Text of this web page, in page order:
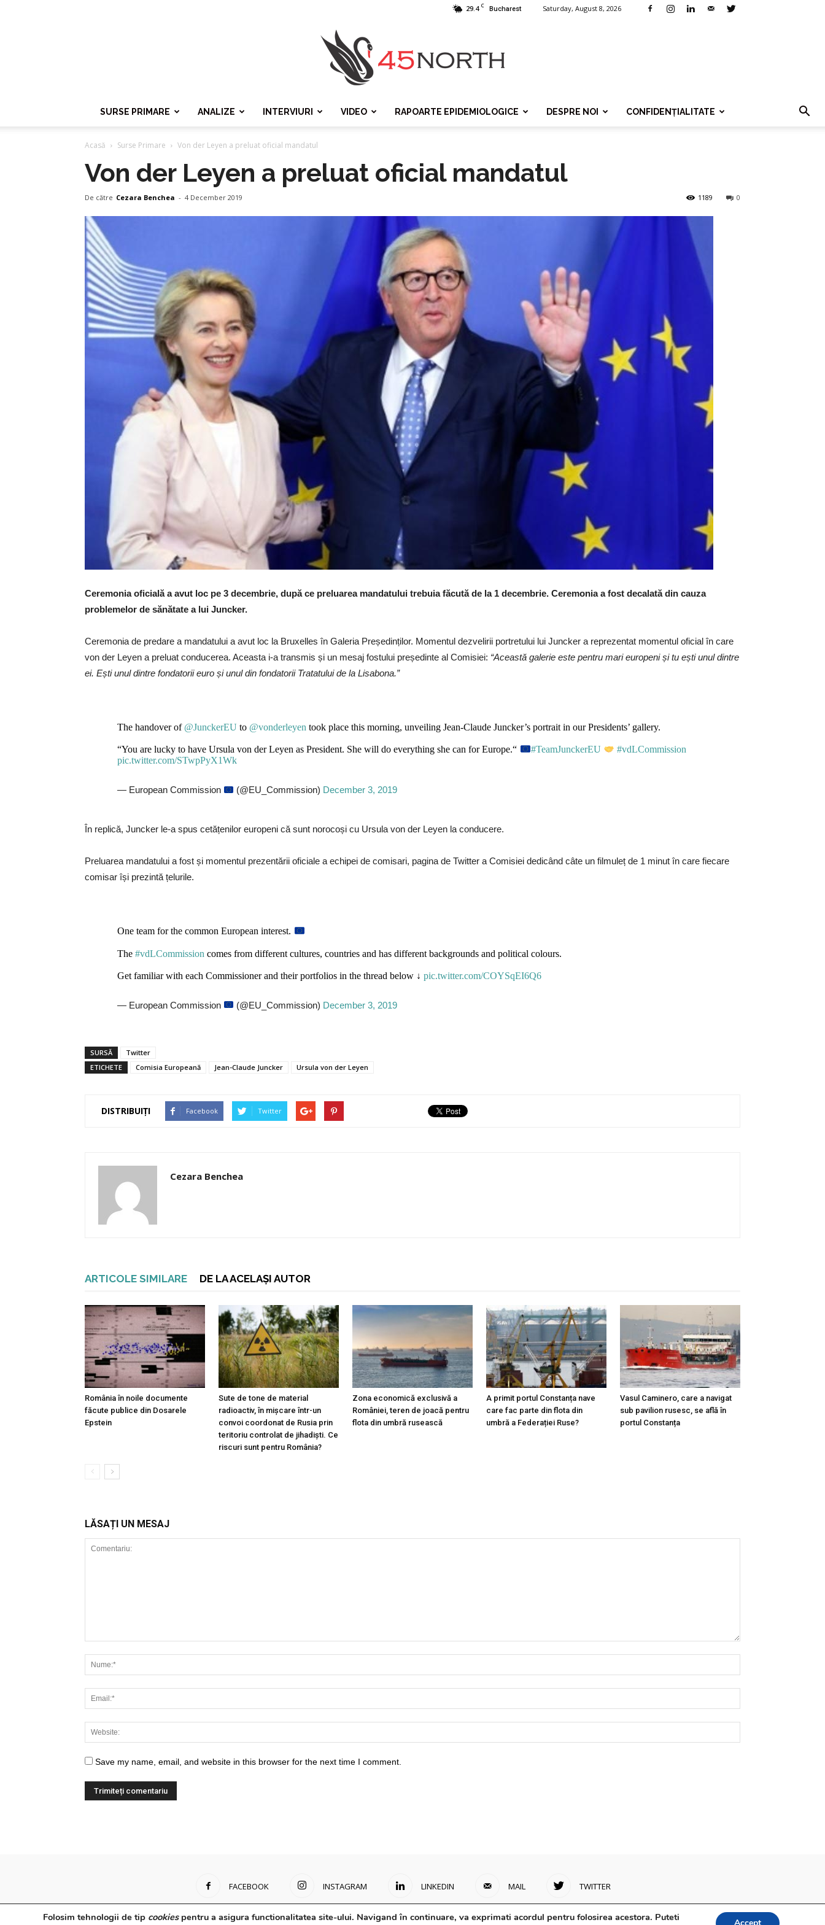
29.4 C Bucharest Saturday, August 8, 2026
SURSE PRIMARE ANALIZE INTERVIURI VIDEO RAPOARTE EPIDEMIOLOGICE DESPRE NOI CONFIDENȚIALITATE
Acasă Surse Primare Von der Leyen a preluat oficial mandatul
Von der Leyen a preluat oficial mandatul
De către Cezara Benchea - 4 December 2019 0
1189
Ceremonia oficială a avut loc pe 3 decembrie, după ce preluarea mandatului trebuia făcută de la 1 decembrie. Ceremonia a fost decalată din cauza
problemelor de sănătate a lui Juncker.
Ceremonia de predare a mandatului a avut loc la Bruxelles în Galeria Președinților. Momentul dezvelirii portretului lui Juncker a reprezentat momentul oficial în care
von der Leyen a preluat conducerea. Aceasta i-a transmis și un mesaj fostului președinte al Comisiei: “Această galerie este pentru mari europeni și tu ești unul dintre
ei. Ești unul dintre fondatorii euro și unul din fondatorii Tratatului de la Lisabona.”
The handover of @JunckerEU to @vonderleyen took place this morning, unveiling Jean-Claude Juncker’s portrait in our Presidents’ gallery.
“You are lucky to have Ursula von der Leyen as President. She will do everything she can for Europe.“ #TeamJunckerEU
#vdLCommission
pic.twitter.com/STwpPyX1Wk
— European Commission (@EU_Commission) December 3, 2019
În replică, Juncker le-a spus cetățenilor europeni că sunt norocoși cu Ursula von der Leyen la conducere.
Preluarea mandatului a fost și momentul prezentării oficiale a echipei de comisari, pagina de Twitter a Comisiei dedicând câte un filmuleț de 1 minut în care fiecare
comisar își prezintă țelurile.
One team for the common European interest.
The#vdLCommission comes from different cultures, countries and has different backgrounds and political colours.
Get familiar with each Commissioner and their portfolios in the thread below ↓pic.twitter.com/COYSqEI6Q6
— European Commission (@EU_Commission) December 3, 2019
SURSĂ
Twitter
ETICHETE
Comisia Europeană Jean-Claude Juncker Ursula von der Leyen
DISTRIBUIȚI Facebook Twitter
Cezara Benchea
ARTICOLE SIMILARE DE LA ACELAȘI AUTOR
România în noile documente
făcute publice din Dosarele
Epstein
Sute de tone de material
radioactiv, în mișcare într-un
convoi coordonat de Rusia prin
teritoriu controlat de jihadiști. Ce
riscuri sunt pentru România?
Zona economică exclusivă a
României, teren de joacă pentru
flota din umbră rusească
A primit portul Constanța nave
care fac parte din flota din
umbră a Federației Ruse?
Vasul Caminero, care a navigat
sub pavilion rusesc, se află în
portul Constanța
LĂSAȚI UN MESAJ
Save my name, email, and website in this browser for the next time I comment.
FACEBOOK INSTAGRAM LINKEDIN MAIL TWITTER
Folosim tehnologii de tip cookiespentru a asigura functionalitatea site-ului. Navigand în continuare, va exprimati acordul pentru folosirea acestora. Puteti